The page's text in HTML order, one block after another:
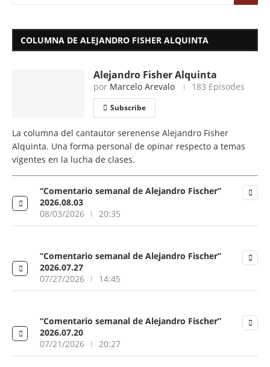
COLUMNA DE ALEJANDRO FISHER ALQUINTA
Alejandro Fisher Alquinta
por Marcelo Arevalo 183 Episodes
Subscribe
La columna del cantautor serenense Alejandro Fisher
Alquinta. Una forma personal de opinar respecto a temas
vigentes en la lucha de clases.
“Comentario semanal de Alejandro Fischer”
2026.08.03
08/03/2026
20:35
“Comentario semanal de Alejandro Fischer”
2026.07.27
07/27/2026
14:45
“Comentario semanal de Alejandro Fischer”
2026.07.20
07/21/2026
20:27